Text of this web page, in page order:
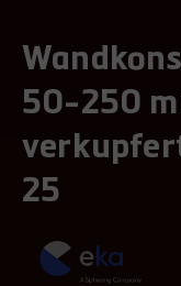
50-250
25